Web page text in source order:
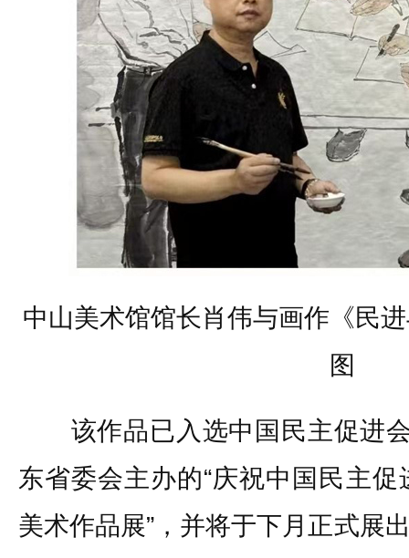
中山美术馆馆长肖伟与画作《民
图
该作品已入选中国民主促进会
东省委会主办的“庆祝中国民主
美术作品展”，并将于下月正式展